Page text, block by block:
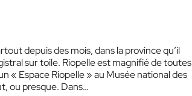
depuis des mois, dans la province qu’il
sur toile. Riopelle est magnifié de toutes
« Espace Riopelle » au Musée national des
ou presque. Dans…